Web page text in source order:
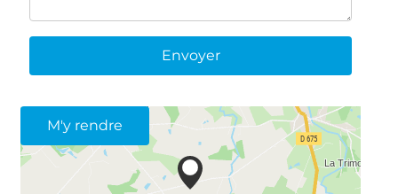
Envoyer
M'y rendre